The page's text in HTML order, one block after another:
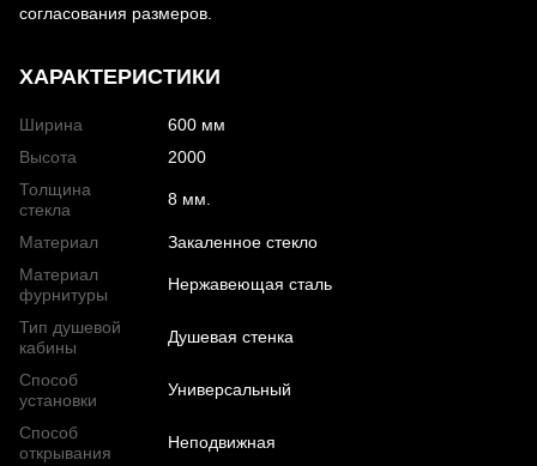
согласования размеров.
ХАРАКТЕРИСТИКИ
Ширина
600 мм
Высота
2000
Толщина
стекла
8 мм.
Материал
Закаленное стекло
Материал
фурнитуры
Нержавеющая сталь
Тип душевой
кабины
Душевая стенка
Способ
установки
Универсальный
Способ
открывания
Неподвижная